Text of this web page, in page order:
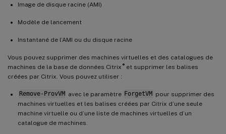
Image de disque racine (AMI)
Modèle de lancement
Instantané de l’AMI ou du disque racine
Vous pouvez supprimer des machines virtuelles et des catalogues de
machines de la base de données Citrix ®et supprimer les balises
créées par Citrix. Vous pouvez utiliser :
Remove-ProvVM avec le paramètre ForgetVM pour supprimer des
machines virtuelles et les balises créées par Citrix d’une seule
machine virtuelle ou d’une liste de machines virtuelles d’un
catalogue de machines.